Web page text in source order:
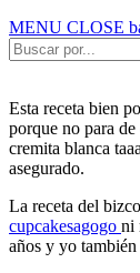
MENU CLOSE
Esta receta bien
porque no para de
cremita blanca
asegurado.
La receta del
cupcakesagogo ni
años y yo